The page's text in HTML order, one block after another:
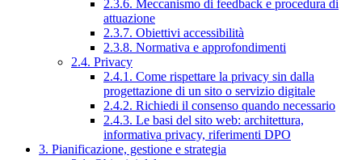
2.3.6. Meccanismo di feedback e procedura di
attuazione
2.3.7. Obiettivi accessibilità
2.3.8. Normativa e approfondimenti
2.4. Privacy
2.4.1. Come rispettare la privacy sin dalla
progettazione di un sito o servizio digitale
2.4.2. Richiedi il consenso quando necessario
2.4.3. Le basi del sito web: architettura,
informativa privacy, riferimenti DPO
3. Pianificazione, gestione e strategia